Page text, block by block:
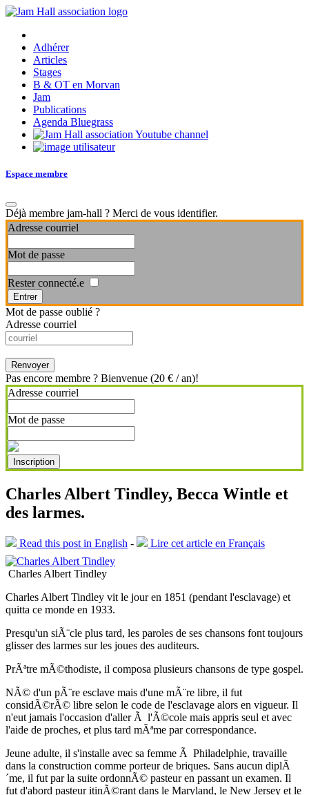
Adhérer
Articles
Stages
B & OT en Morvan
Jam
Publications
Agenda Bluegrass
Espace membre
Déjà membre jam-hall ? Merci de vous identifier.
Adresse courriel
Mot de passe
Rester connecté.e
Entrer
Mot de passe oublié ?
Adresse courriel
Renvoyer
Pas encore membre ? Bienvenue (20 € / an)!
Adresse courriel
Mot de passe
Inscription
Charles Albert Tindley, Becca Wintle et
des larmes.
Read this post in English - Lire cet article en Français
Charles Albert Tindley
Charles Albert Tindley vit le jour en 1851 (pendant l'esclavage) et
quitta ce monde en 1933.
Presqu'un siÃ¨cle plus tard, les paroles de ses chansons font toujours
glisser des larmes sur les joues des auditeurs.
PrÃªtre mÃ©thodiste, il composa plusieurs chansons de type gospel.
NÃ© d'un pÃ¨re esclave mais d'une mÃ¨re libre, il fut
considÃ©rÃ© libre selon le code de l'esclavage alors en vigueur. Il
n'eut jamais l'occasion d'aller Ã l'Ã©cole mais appris seul et avec
l'aide de proches, et plus tard mÃªme par correspondance.
Jeune adulte, il s'installe avec sa femme Ã Philadelphie, travaille
dans la construction comme porteur de briques. Sans aucun diplÃ
´me, il fut par la suite ordonnÃ© pasteur en passant un examen. Il
fut d'abord pasteur itinÃ©rant dans le Maryland, le New Jersey et le